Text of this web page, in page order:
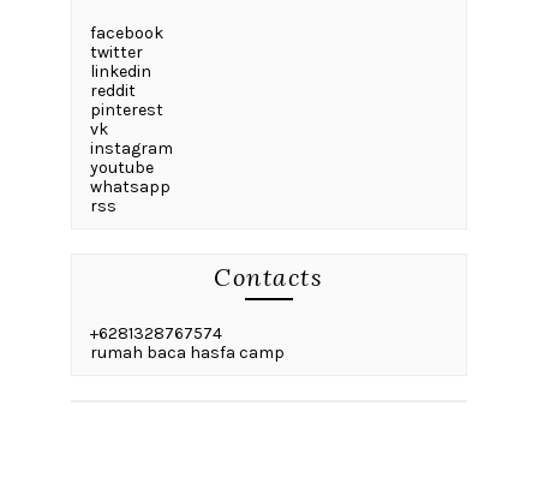
facebook
twitter
linkedin
reddit
pinterest
vk
instagram
youtube
whatsapp
rss
Contacts
+6281328767574
rumah baca hasfa camp